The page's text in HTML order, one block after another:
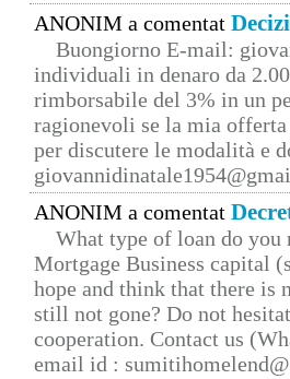
ANONIM a comentat
Buongiorno E-mail:
individuali in denaro da
rimborsabile del 3% in un
ragionevoli se la mia
per discutere le modalità e
ANONIM a comentat
What type of loan do you
Mortgage Business capital
hope and think that there is
still not gone? Do not
cooperation. Contact us
email id :